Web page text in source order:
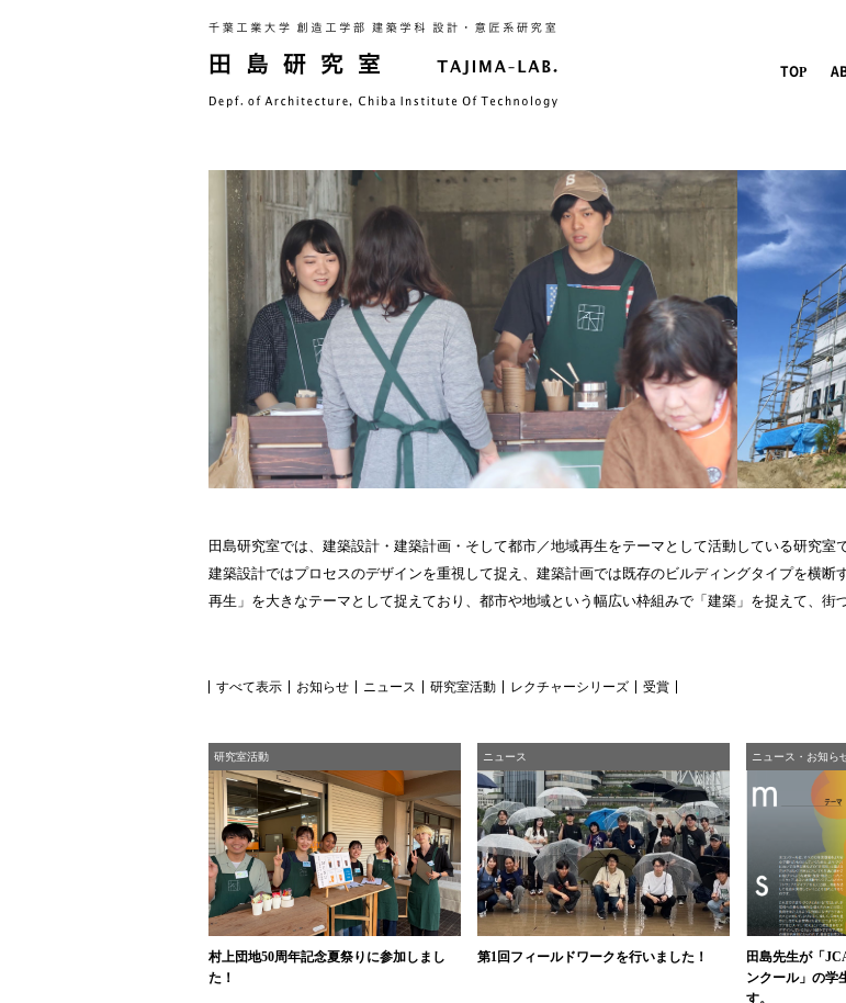
TOP
田島研究室では、建築設計・建築計画・そして都市／地域再生をテーマとして活動している研究室で
建築設計ではプロセスのデザインを重視して捉え、建築計画では既存のビルディングタイプを横
再生」を大きなテーマとして捉えており、都市や地域という幅広い枠組みで「建築」を捉えて、街
すべて表示 お知らせ ニュース 研究室活動 レクチャーシリーズ 受賞
研究室活動
村上団地50周年記念夏祭りに参加しまし
た！
ニュース
第1回フィールドワークを行いました！
ニュース・お知ら
田島先生が「
ンクール」の学
す。